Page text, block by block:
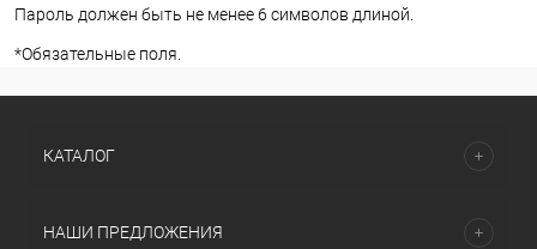
Пароль должен быть не менее 6 символов длиной.
*Обязательные поля.
КАТАЛОГ
НАШИ ПРЕДЛОЖЕНИЯ